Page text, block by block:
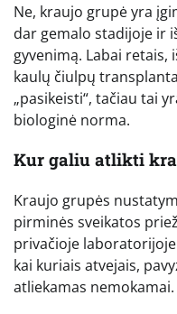
Ne, kraujo grupė yra
dar gemalo stadijoje ir
gyvenimą. Labai retais,
kaulų čiulpų
„pasikeisti“, tačiau tai
biologinė norma.
Kur galiu atlikti
Kraujo grupės
pirminės sveikatos
privačioje
kai kuriais atvejais,
atliekamas nemokamai.